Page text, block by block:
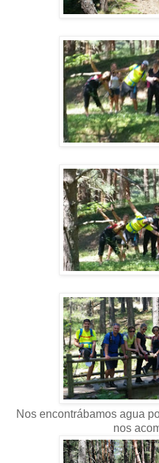
Nos encontrábamos agua
nos